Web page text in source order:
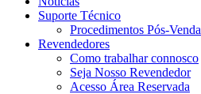
Suporte Técnico
Procedimentos Pós-Venda
Revendedores
Como trabalhar connosco
Seja Nosso Revendedor
Acesso Área Reservada